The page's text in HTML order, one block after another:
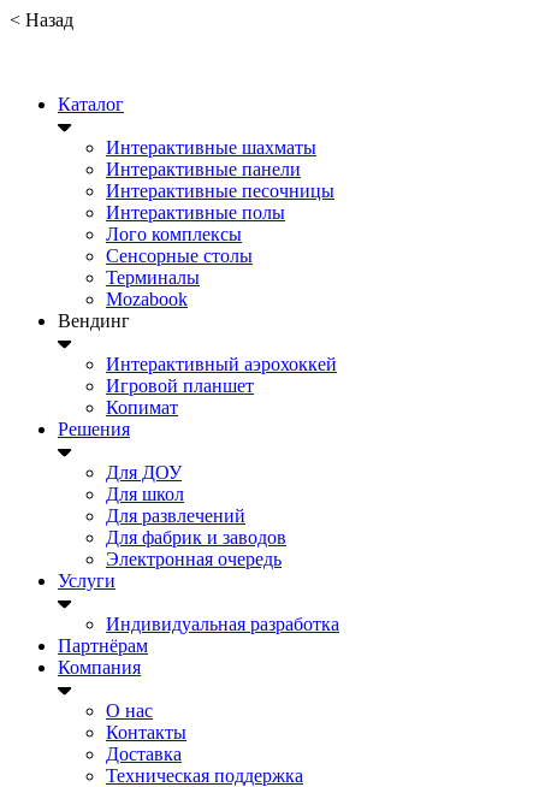
< Назад
Каталог
Интерактивные шахматы
Интерактивные панели
Интерактивные песочницы
Интерактивные полы
Лого комплексы
Сенсорные столы
Терминалы
Mozabook
Вендинг
Интерактивный аэрохоккей
Игровой планшет
Копимат
Решения
Для ДОУ
Для школ
Для развлечений
Для фабрик и заводов
Электронная очередь
Услуги
Индивидуальная разработка
Партнёрам
Компания
О нас
Контакты
Доставка
Техническая поддержка